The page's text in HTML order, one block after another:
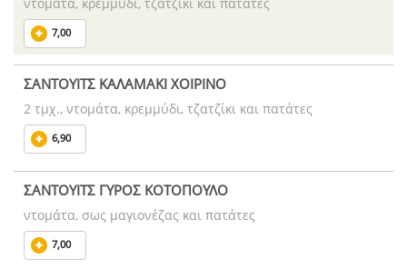
7,00
ΣΑΝΤΟΥΙΤΣ ΚΑΛΑΜΑΚΙ ΧΟΙΡΙΝΟ
2 τμχ., ντομάτα, κρεμμύδι, τζατζίκι και πατάτες
6,90
ΣΑΝΤΟΥΙΤΣ ΓΥΡΟΣ ΚΟΤΟΠΟΥΛΟ
ντομάτα, σως μαγιονέζας και πατάτες
7,00